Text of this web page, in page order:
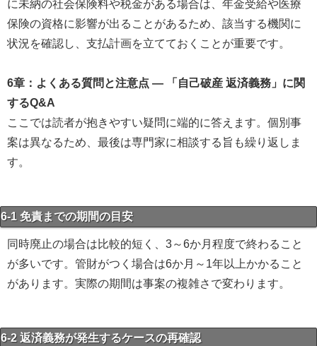
に未納の社会保険料や税金がある場合は、年金受給や医療
保険の資格に影響が出ることがあるため、該当する機関に
状況を確認し、支払計画を立てておくことが重要です。
6章：よくある質問と注意点 ― 「自己破産 返済義務」に関
するQ&A
ここでは読者が抱きやすい疑問に端的に答えます。個別事
案は異なるため、最後は専門家に相談する旨も繰り返しま
す。
6-1 免責までの期間の目安
同時廃止の場合は比較的短く、3～6か月程度で終わること
が多いです。管財がつく場合は6か月～1年以上かかること
があります。実際の期間は事案の複雑さで変わります。
6-2 返済義務が発生するケースの再確認